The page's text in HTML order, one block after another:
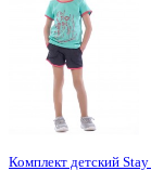
Комплект детский Stay